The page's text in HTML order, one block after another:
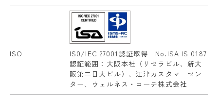
ISO
IS0/IEC 27001認証取得 No.ISA IS 0187
認証範囲：大阪本社（リセラビル、新大
阪第二日大ビル）、江津カスタマーセン
ター、ウェルネス・コーチ株式会社